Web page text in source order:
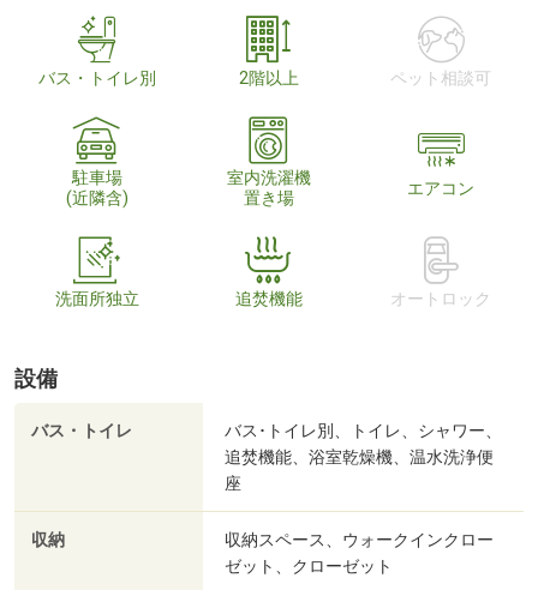
バス・トイレ別 2階以上 ペット相談可
駐車場
(近隣含)
室内洗濯機
置き場
エアコン
洗面所独立 追焚機能 オートロック
設備
バス・トイレ
バス･トイレ別、トイレ、シャワー、
追焚機能、浴室乾燥機、温水洗浄便
座
収納
収納スペース、ウォークインクロー
ゼット、クローゼット